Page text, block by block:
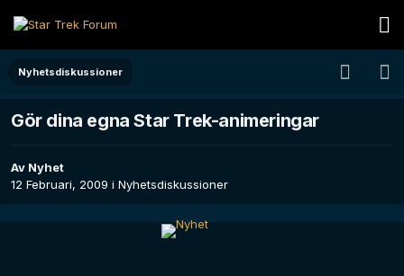
Nyhetsdiskussioner
Gör dina egna Star Trek-animeringar
Av Nyhet
12 Februari, 2009 i Nyhetsdiskussioner